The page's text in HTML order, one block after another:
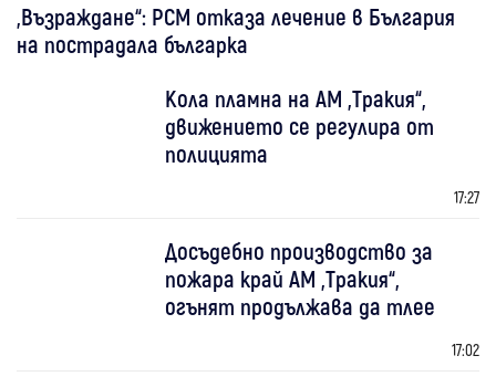
„Възраждане“: РСМ отказа лечение в България
на пострадала българка
Кола пламна на АМ „Тракия“,
движението се регулира от
полицията
17:27
Досъдебно производство за
пожара край АМ „Тракия“,
огънят продължава да тлее
17:02